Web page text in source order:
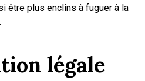
être plus enclins à fuguer à la
légale